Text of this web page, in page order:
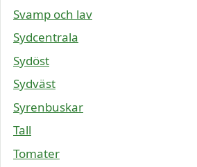
Svamp och lav
Sydcentrala
Sydöst
Sydväst
Syrenbuskar
Tall
Tomater